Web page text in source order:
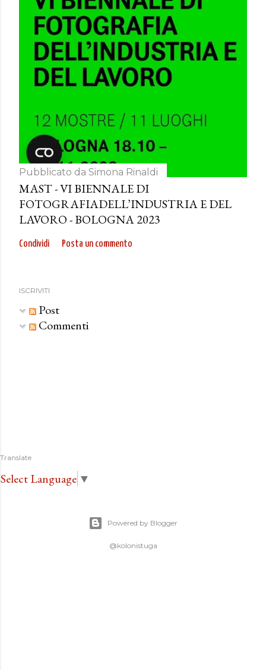
Pubblicato da Simona Rinaldi
MAST - VI BIENNALE DI
FOTOGRAFIADELL’INDUSTRIA E DEL
LAVORO - BOLOGNA 2023
Condividi Posta un commento
ISCRIVITI
Post
Commenti
Translate
Select Language ▼
Powered by Blogger
@kolonistuga